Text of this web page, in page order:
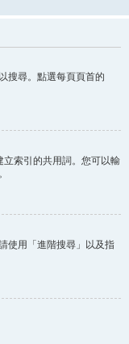
搜尋。點選每頁頁首的
索引的共用詞。您可以輸
使用「進階搜尋」以及指